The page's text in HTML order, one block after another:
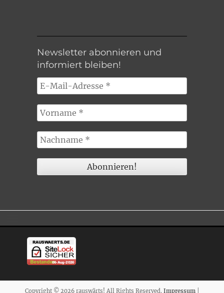
Newsletter abonnieren und
informiert bleiben!
Copyright © 2026 rauswärts! All Rights Reserved. Impressum|